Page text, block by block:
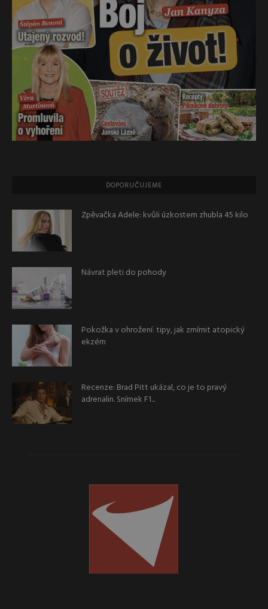
DOPORUČUJEME
Zpěvačka Adele: kvůli úzkostem zhubla 45 kilo
Návrat pleti do pohody
Pokožka v ohrožení: tipy, jak zmírnit atopický
ekzém
Recenze: Brad Pitt ukázal, co je to pravý
adrenalin. Snímek F1...